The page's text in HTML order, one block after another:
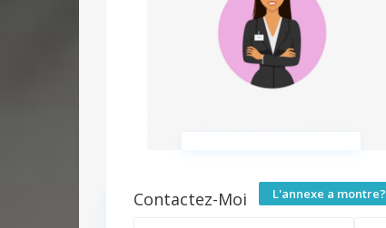
Contactez-Moi L'annexe a montre?